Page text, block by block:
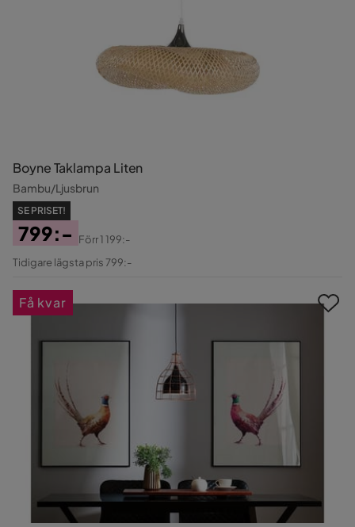
Boyne Taklampa Liten
Bambu/Ljusbrun
SE PRISET!
Pris
799:-
Original
Förr1 199:-
Tidigare lägsta pris 799:-
Få kvar